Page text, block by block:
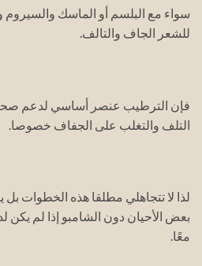
سواء مع البلسم أو الماسك
للشعر الجاف والتالف.
فإن الترطيب عنصر أساسي لدعم
التلف والتغلب على الجفاف خصوصا.
لذا لا تتجاهلي مطلقا هذه الخطوات بل
بعض الأحيان دون الشامبو إذا لم
معًا.